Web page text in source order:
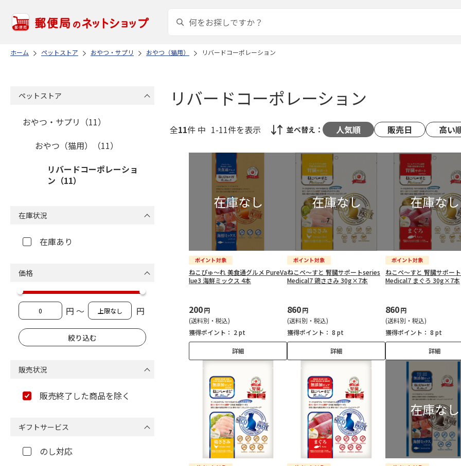
ホーム ペットストア おやつ・サプリ おやつ（猫用） リバードコーポレーション
リバードコーポレーション
全11件 中 1-11件を表示 並べ替え： 人気順 販売日 高い
ねこぴゅ～れ 美食通グルメ PureVa
lue3 海鮮ミックス 4本
200円
(送料別・税込)
獲得ポイント： 2 pt
詳細
ねこペ～すと 腎臓サポートseries
Medical7 鶏ささみ 30g×7本
860円
(送料別・税込)
獲得ポイント： 8 pt
詳細
ねこペ～すと 腎臓サポー
Medical7 まぐろ 30g×7本
860円
(送料別・税込)
獲得ポイント： 8 pt
詳細
ペットストア
おやつ・サプリ（11）
おやつ（猫用）（11）
リバードコーポレーショ
ン（11）
在庫状況
在庫あり
価格
円 ～ 円
販売状況
販売終了した商品を除く
ギフトサービス
のし対応